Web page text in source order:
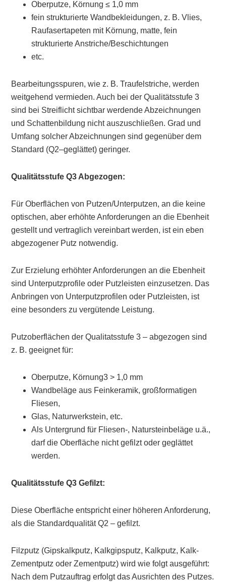
Oberputze, Körnung ≤ 1,0 mm
fein strukturierte Wandbekleidungen, z. B. Vlies,
Raufasertapeten mit Körnung, matte, fein
strukturierte Anstriche/Beschichtungen
etc.
Bearbeitungsspuren, wie z. B. Traufelstriche, werden
weitgehend vermieden. Auch bei der Qualitätsstufe 3
sind bei Streiflicht sichtbar werdende Abzeichnungen
und Schattenbildung nicht auszuschließen. Grad und
Umfang solcher Abzeichnungen sind gegenüber dem
Standard (Q2–geglättet) geringer.
Qualitätsstufe Q3 Abgezogen:
Für Oberflächen von Putzen/Unterputzen, an die keine
optischen, aber erhöhte Anforderungen an die Ebenheit
gestellt und vertraglich vereinbart werden, ist ein eben
abgezogener Putz notwendig.
Zur Erzielung erhöhter Anforderungen an die Ebenheit
sind Unterputzprofile oder Putzleisten einzusetzen. Das
Anbringen von Unterputzprofilen oder Putzleisten, ist
eine besonders zu vergütende Leistung.
Putzoberflächen der Qualitatsstufe 3 – abgezogen sind
z. B. geeignet für:
Oberputze, Körnung3 > 1,0 mm
Wandbeläge aus Feinkeramik, großformatigen
Fliesen,
Glas, Naturwerkstein, etc.
Als Untergrund für Fliesen-, Natursteinbeläge u.ä.,
darf die Oberfläche nicht gefilzt oder geglättet
werden.
Qualitätsstufe Q3 Gefilzt:
Diese Oberfläche entspricht einer höheren Anforderung,
als die Standardqualität Q2 – gefilzt.
Filzputz (Gipskalkputz, Kalkgipsputz, Kalkputz, Kalk-
Zementputz oder Zementputz) wird wie folgt ausgeführt:
Nach dem Putzauftrag erfolgt das Ausrichten des Putzes.